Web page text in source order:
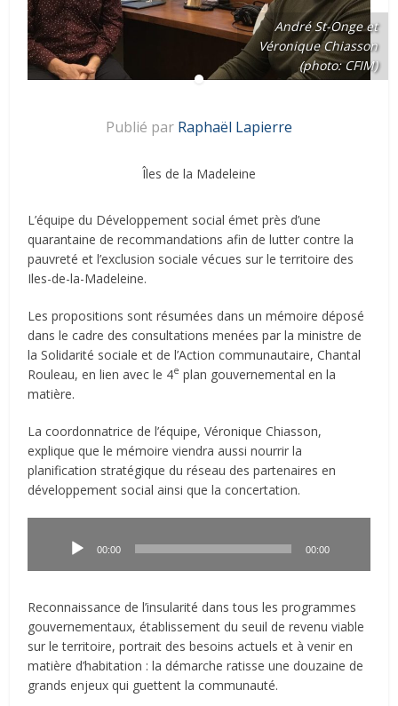
André St-Onge et
Véronique Chiasson
(photo: CFIM)
Publié par Raphaël Lapierre
Îles de la Madeleine
L’équipe du Développement social émet près d’une
quarantaine de recommandations afin de lutter contre la
pauvreté et l’exclusion sociale vécues sur le territoire des
Iles-de-la-Madeleine.
Les propositions sont résumées dans un mémoire déposé
dans le cadre des consultations menées par la ministre de
la Solidarité sociale et de l’Action communautaire, Chantal
Rouleau, en lien avec le 4e plan gouvernemental en la
matière.
La coordonnatrice de l’équipe, Véronique Chiasson,
explique que le mémoire viendra aussi nourrir la
planification stratégique du réseau des partenaires en
développement social ainsi que la concertation.
00:00 00:00
Reconnaissance de l’insularité dans tous les programmes
gouvernementaux, établissement du seuil de revenu viable
sur le territoire, portrait des besoins actuels et à venir en
matière d’habitation : la démarche ratisse une douzaine de
grands enjeux qui guettent la communauté.